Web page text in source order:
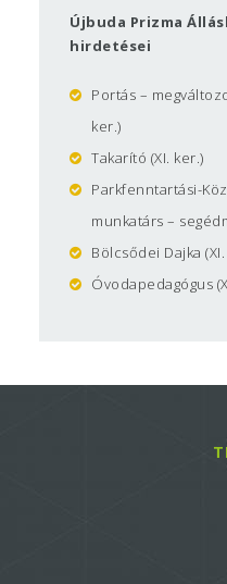
Munkatársaink
Csiszár Zsuzsanna
Ilcsik Dávid,
Újbuda Prizma
hirdetései
Portás –
ker.)
Takarító (XI. ker.)
Parkfenntartási-
munkatárs –
Bölcsődei Dajka
Óvodapedagógus